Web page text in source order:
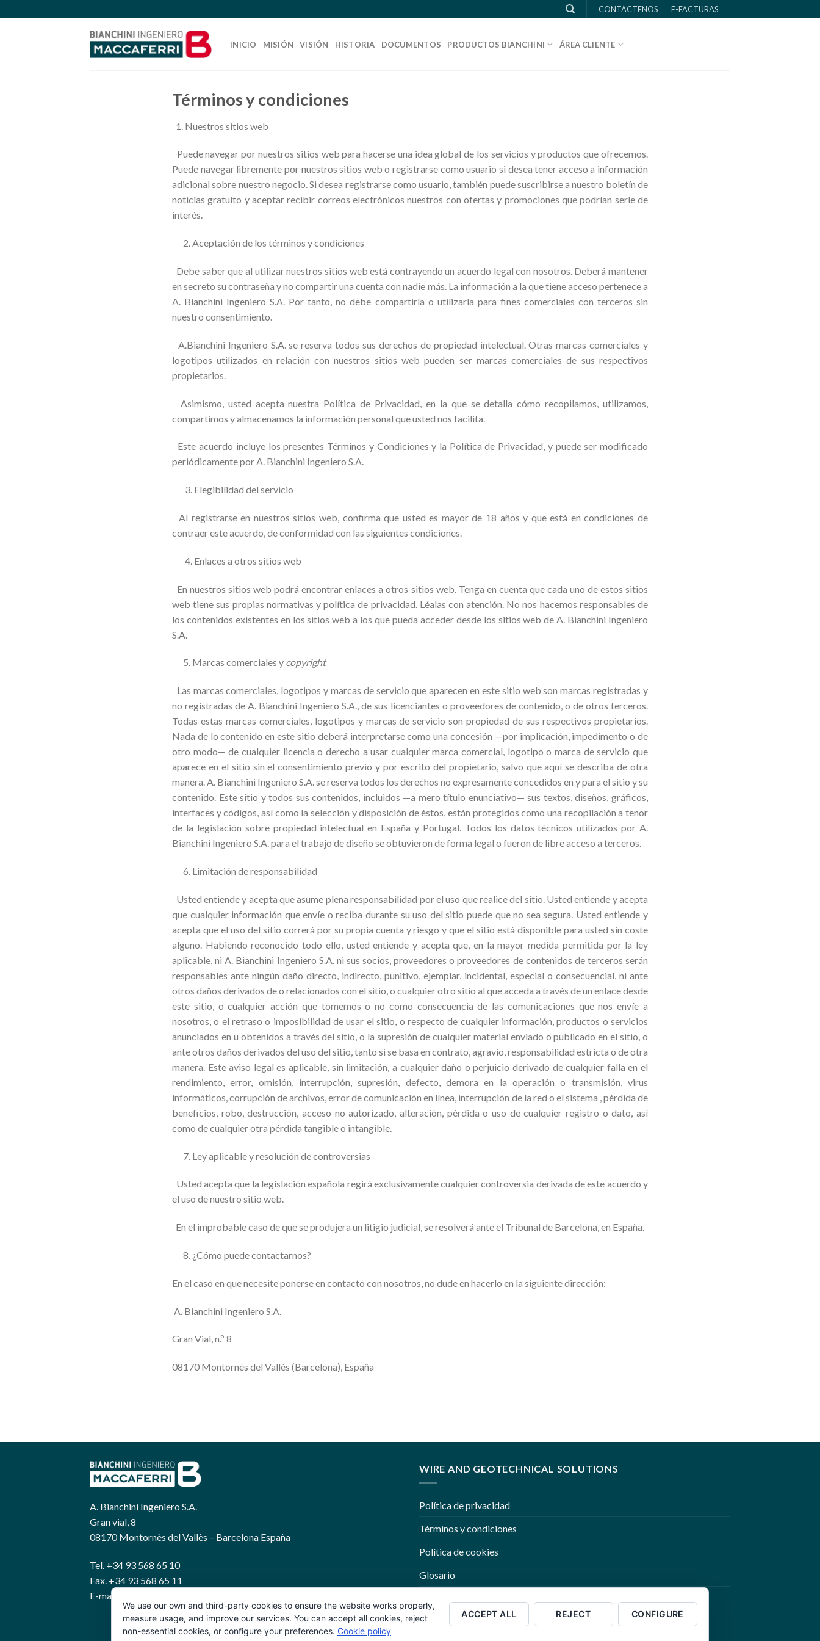
to
CONTÁCTENOS E-FACTURAS
INICIO MISIÓN VISIÓN HISTORIA DOCUMENTOS PRODUCTOS BIANCHINI ÁREA CLIENTE
Términos y condiciones
Nuestros sitios web
Puede navegar por nuestros sitios web para hacerse una idea global de los servicios y productos que ofrecemos.
Puede navegar libremente por nuestros sitios web o registrarse como usuario si desea tener acceso a información
adicional sobre nuestro negocio. Si desea registrarse como usuario, también puede suscribirse a nuestro boletín de
noticias gratuito y aceptar recibir correos electrónicos nuestros con ofertas y promociones que podrían serle de
interés.
2. Aceptación de los términos y condiciones
Debe saber que al utilizar nuestros sitios web está contrayendo un acuerdo legal con nosotros. Deberá mantener
en secreto su contraseña y no compartir una cuenta con nadie más. La información a la que tiene acceso pertenece a
A. Bianchini Ingeniero S.A. Por tanto, no debe compartirla o utilizarla para fines comerciales con terceros sin
nuestro consentimiento.
A.Bianchini Ingeniero S.A. se reserva todos sus derechos de propiedad intelectual. Otras marcas comerciales y
logotipos utilizados en relación con nuestros sitios web pueden ser marcas comerciales de sus respectivos
propietarios.
Asimismo, usted acepta nuestra Política de Privacidad, en la que se detalla cómo recopilamos, utilizamos,
compartimos y almacenamos la información personal que usted nos facilita.
Este acuerdo incluye los presentes Términos y Condiciones y la Política de Privacidad, y puede ser modificado
periódicamente por A. Bianchini Ingeniero S.A.
3. Elegibilidad del servicio
Al registrarse en nuestros sitios web, confirma que usted es mayor de 18 años y que está en condiciones de
contraer este acuerdo, de conformidad con las siguientes condiciones.
4. Enlaces a otros sitios web
En nuestros sitios web podrá encontrar enlaces a otros sitios web. Tenga en cuenta que cada uno de estos sitios
web tiene sus propias normativas y política de privacidad. Léalas con atención. No nos hacemos responsables de
los contenidos existentes en los sitios web a los que pueda acceder desde los sitios web de A. Bianchini Ingeniero
S.A.
5. Marcas comerciales y copyright
Las marcas comerciales, logotipos y marcas de servicio que aparecen en este sitio web son marcas registradas y
no registradas de A. Bianchini Ingeniero S.A., de sus licenciantes o proveedores de contenido, o de otros terceros.
Todas estas marcas comerciales, logotipos y marcas de servicio son propiedad de sus respectivos propietarios.
Nada de lo contenido en este sitio deberá interpretarse como una concesión —por implicación, impedimento o de
otro modo— de cualquier licencia o derecho a usar cualquier marca comercial, logotipo o marca de servicio que
aparece en el sitio sin el consentimiento previo y por escrito del propietario, salvo que aquí se describa de otra
manera. A. Bianchini Ingeniero S.A. se reserva todos los derechos no expresamente concedidos en y para el sitio y su
contenido. Este sitio y todos sus contenidos, incluidos —a mero título enunciativo— sus textos, diseños, gráficos,
interfaces y códigos, así como la selección y disposición de éstos, están protegidos como una recopilación a tenor
de la legislación sobre propiedad intelectual en España y Portugal. Todos los datos técnicos utilizados por A.
Bianchini Ingeniero S.A. para el trabajo de diseño se obtuvieron de forma legal o fueron de libre acceso a terceros.
6. Limitación de responsabilidad
Usted entiende y acepta que asume plena responsabilidad por el uso que realice del sitio. Usted entiende y acepta
que cualquier información que envíe o reciba durante su uso del sitio puede que no sea segura. Usted entiende y
acepta que el uso del sitio correrá por su propia cuenta y riesgo y que el sitio está disponible para usted sin coste
alguno. Habiendo reconocido todo ello, usted entiende y acepta que, en la mayor medida permitida por la ley
aplicable, ni A. Bianchini Ingeniero S.A. ni sus socios, proveedores o proveedores de contenidos de terceros serán
responsables ante ningún daño directo, indirecto, punitivo, ejemplar, incidental, especial o consecuencial, ni ante
otros daños derivados de o relacionados con el sitio, o cualquier otro sitio al que acceda a través de un enlace desde
este sitio, o cualquier acción que tomemos o no como consecuencia de las comunicaciones que nos envíe a
nosotros, o el retraso o imposibilidad de usar el sitio, o respecto de cualquier información, productos o servicios
anunciados en u obtenidos a través del sitio, o la supresión de cualquier material enviado o publicado en el sitio, o
ante otros daños derivados del uso del sitio, tanto si se basa en contrato, agravio, responsabilidad estricta o de otra
manera. Este aviso legal es aplicable, sin limitación, a cualquier daño o perjuicio derivado de cualquier falla en el
rendimiento, error, omisión, interrupción, supresión, defecto, demora en la operación o transmisión, virus
informáticos, corrupción de archivos, error de comunicación en línea, interrupción de la red o el sistema , pérdida de
beneficios, robo, destrucción, acceso no autorizado, alteración, pérdida o uso de cualquier registro o dato, así
como de cualquier otra pérdida tangible o intangible.
7. Ley aplicable y resolución de controversias
Usted acepta que la legislación española regirá exclusivamente cualquier controversia derivada de este acuerdo y
el uso de nuestro sitio web.
En el improbable caso de que se produjera un litigio judicial, se resolverá ante el Tribunal de Barcelona, en España.
8. ¿Cómo puede contactarnos?
En el caso en que necesite ponerse en contacto con nosotros, no dude en hacerlo en la siguiente dirección:
A. Bianchini Ingeniero S.A.
Gran Vial, n.º 8
08170 Montornès del Vallès (Barcelona), España
A. Bianchini Ingeniero S.A.
Gran vial, 8
08170 Montornès del Vallès – Barcelona España
Tel. +34 93 568 65 10
Fax. +34 93 568 65 11
E-mail: bianchini@abianchini.es
WIRE AND GEOTECHNICAL SOLUTIONS
Política de privacidad
Términos y condiciones
Política de cookies
Glosario
We use our own and third-party cookies to ensure the website works properly,
measure usage, and improve our services. You can accept all cookies, reject
non-essential cookies, or configure your preferences. Cookie policy
ACCEPT ALL REJECT CONFIGURE